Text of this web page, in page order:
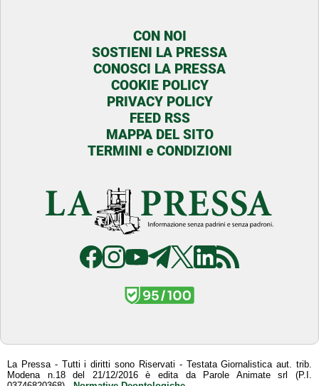
CON NOI
SOSTIENI LA PRESSA
CONOSCI LA PRESSA
COOKIE POLICY
PRIVACY POLICY
FEED RSS
MAPPA DEL SITO
TERMINI e CONDIZIONI
La Pressa - Tutti i diritti sono Riservati - Testata Giornalistica aut. trib.
Modena n.18 del 21/12/2016 è edita da Parole Animate srl (P.I.